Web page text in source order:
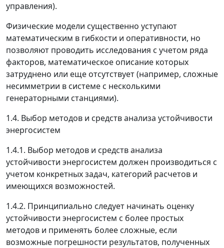
управления).
Физические модели существенно уступают
математическим в гибкости и оперативности, но
позволяют проводить исследования с учетом ряда
факторов, математическое описание которых
затруднено или еще отсутствует (например, сложные
несимметрии в системе с несколькими
генераторными станциями).
1.4. Выбор методов и средств анализа устойчивости
энергосистем
1.4.1. Выбор методов и средств анализа
устойчивости энергосистем должен производиться с
учетом конкретных задач, категорий расчетов и
имеющихся возможностей.
1.4.2. Принципиально следует начинать оценку
устойчивости энергосистем с более простых
методов и применять более сложные, если
возможные погрешности результатов, полученных